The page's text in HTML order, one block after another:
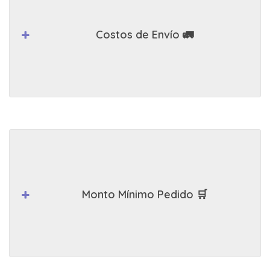
Costos de Envío 🚛
Monto Mínimo Pedido 🛒